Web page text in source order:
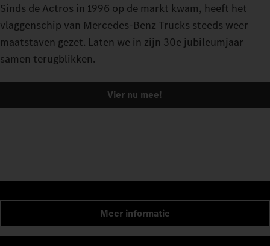
Sinds de Actros in 1996 op de markt kwam, heeft het
vlaggenschip van Mercedes-Benz Trucks steeds weer
maatstaven gezet. Laten we in zijn 30e jubileumjaar
samen terugblikken.
Vier nu mee!
Meer informatie